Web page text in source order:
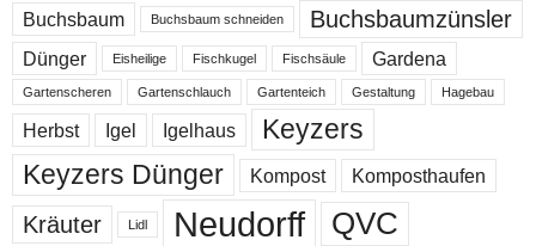
Buchsbaum Buchsbaum schneiden Buchsbaumzünsler
Dünger Eisheilige Fischkugel Fischsäule Gardena
Gartenscheren Gartenschlauch Gartenteich Gestaltung Hagebau
Herbst Igel Igelhaus
Keyzers
Keyzers Dünger
Kompost Komposthaufen
Kräuter Lidl Neudorff
QVC